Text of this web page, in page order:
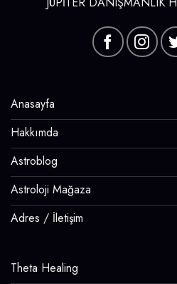
Anasayfa
Hakkımda
Astroblog
Astroloji Mağaza
Adres / İletişim
Theta Healing